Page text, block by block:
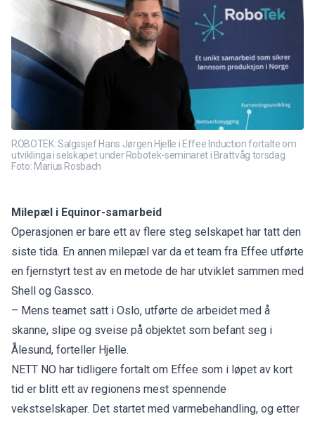
ROBOTEK: Salgssjef Hans Jørgen Hjelle i Effee Induction fortalte om
utviklinga i selskapet under Robotek-seminaret i Brattvåg torsdag.
Foto: Marius Rosbach
Milepæl i Equinor-samarbeid
Operasjonen er bare ett av flere steg selskapet har tatt den
siste tida. En annen milepæl var da et team fra Effee utførte
en fjernstyrt test av en metode de har utviklet sammen med
Shell og Gassco.
– Mens teamet satt i Oslo, utførte de arbeidet med å
skanne, slipe og sveise på objektet som befant seg i
Ålesund, forteller Hjelle.
NETT NO har tidligere fortalt om Effee som i løpet av kort
tid er blitt ett av regionens mest spennende
vekstselskaper. Det startet med varmebehandling, og etter